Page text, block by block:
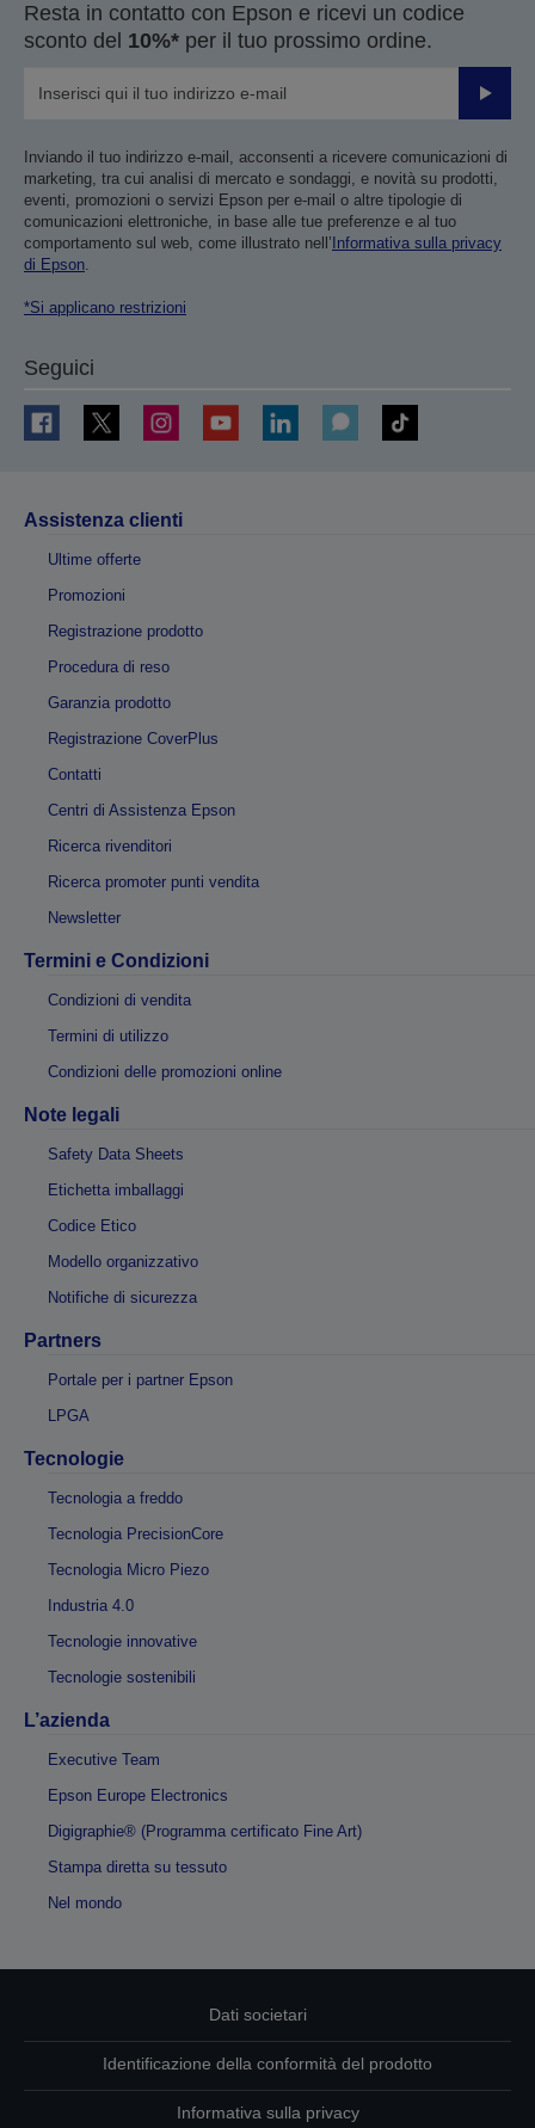
Resta in contatto con Epson e ricevi un codice
sconto del 10%* per il tuo prossimo ordine.
Invia
Inviando il tuo indirizzo e-mail, acconsenti a ricevere comunicazioni di
marketing, tra cui analisi di mercato e sondaggi, e novità su prodotti,
eventi, promozioni o servizi Epson per e-mail o altre tipologie di
comunicazioni elettroniche, in base alle tue preferenze e al tuo
comportamento sul web, come illustrato nell’ Informativa sulla privacy
di Epson.
*Si applicano restrizioni
Seguici
Assistenza clienti
Ultime offerte
Promozioni
Registrazione prodotto
Procedura di reso
Garanzia prodotto
Registrazione CoverPlus
Contatti
Centri di Assistenza Epson
Ricerca rivenditori
Ricerca promoter punti vendita
Newsletter
Termini e Condizioni
Condizioni di vendita
Termini di utilizzo
Condizioni delle promozioni online
Note legali
Safety Data Sheets
Etichetta imballaggi
Codice Etico
Modello organizzativo
Notifiche di sicurezza
Partners
Portale per i partner Epson
LPGA
Tecnologie
Tecnologia a freddo
Tecnologia PrecisionCore
Tecnologia Micro Piezo
Industria 4.0
Tecnologie innovative
Tecnologie sostenibili
L’azienda
Executive Team
Epson Europe Electronics
Digigraphie® (Programma certificato Fine Art)
Stampa diretta su tessuto
Nel mondo
Dati societari
Identificazione della conformità del prodotto
Informativa sulla privacy